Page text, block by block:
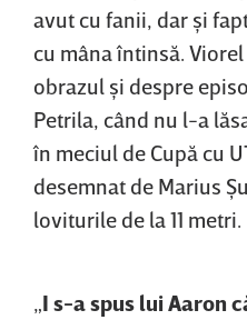
avut cu fanii, dar şi
cu mâna întinsă.
obrazul şi despre
Petrila, când nu l-a
în meciul de Cupă cu
desemnat de Marius
loviturile de la 11 metri.
I s-a spus lui Aaron